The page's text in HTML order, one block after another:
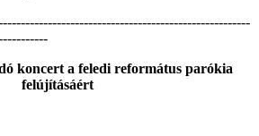
koncert a feledi református parókia
felújításáért